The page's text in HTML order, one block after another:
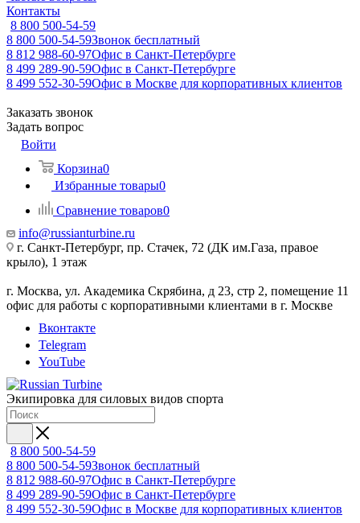
Контакты
8 800 500-54-59
8 800 500-54-59Звонок бесплатный
8 812 988-60-97Офис в Санкт-Петербурге
8 499 289-90-59Офис в Санкт-Петербурге
8 499 552-30-59Офис в Москве для корпоративных клиентов
Заказать звонок
Задать вопрос
Войти
Корзина0
Избранные товары0
Сравнение товаров0
info@russianturbine.ru
г. Санкт-Петербург, пр. Стачек, 72 (ДК им.Газа, правое
крыло), 1 этаж
г. Москва, ул. Академика Скрябина, д 23, стр 2, помещение 11
офис для работы с корпоративными клиентами в г. Москве
Вконтакте
Telegram
YouTube
Экипировка для силовых видов спорта
8 800 500-54-59
8 800 500-54-59Звонок бесплатный
8 812 988-60-97Офис в Санкт-Петербурге
8 499 289-90-59Офис в Санкт-Петербурге
8 499 552-30-59Офис в Москве для корпоративных клиентов